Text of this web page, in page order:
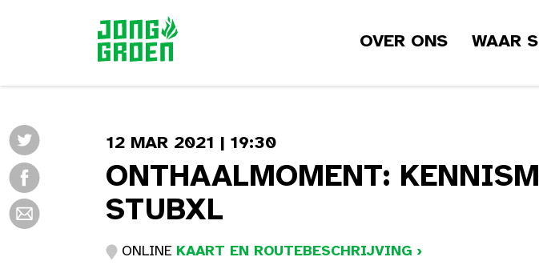
OVER ONS WAAR
12 MAR 2021 | 19:30
ONTHAALMOMENT:
STUBXL
ONLINE KAART EN ROUTEBESCHRIJVING ›